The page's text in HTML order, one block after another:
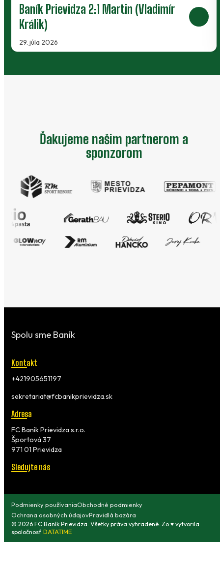
Baník Prievidza 2:1 Martin (Vladimír
Králik)
29. júla 2026
Ďakujeme našim partnerom a
sponzorom
Spolu sme Baník
Kontakt
+421905651197
sekretariat@fcbanikprievidza.sk
Adresa
FC Baník Prievidza s.r.o.
Športová 37
971 01 Prievidza
Sledujte nás
© 2026 FC Baník Prievidza. Všetky práva vyhradené. Zo ♥ vytvorila
spoločnosť DATATIME
Podmienky používaniaObchodné podmienky
Ochrana osobných údajovPravidlá bazára